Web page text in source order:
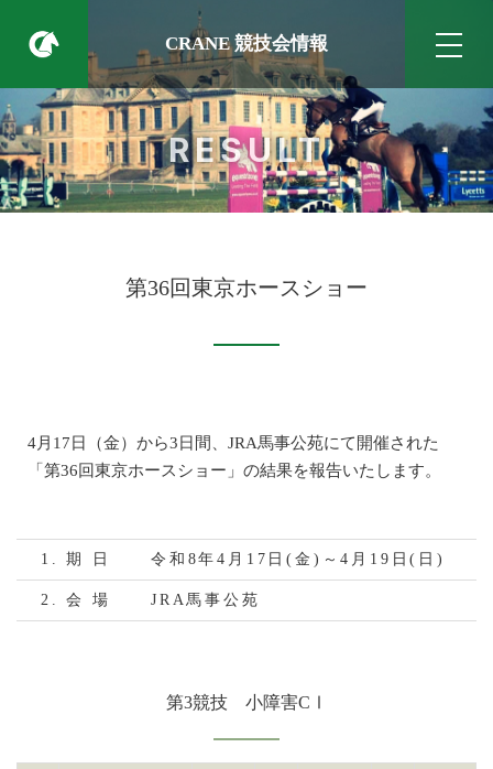
CRANE 競技会情報
RESULT
第36回東京ホースショー
4月17日（金）から3日間、JRA馬事公苑にて開催された
「第36回東京ホースショー」の結果を報告いたします。
1. 期 日 令和8年4月17日(金)～4月19日(日)
2. 会 場 JRA馬事公苑
第3競技 小障害CⅠ